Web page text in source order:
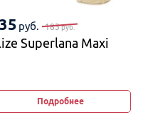
руб. 183руб.
Superlana Maxi
Подробнее